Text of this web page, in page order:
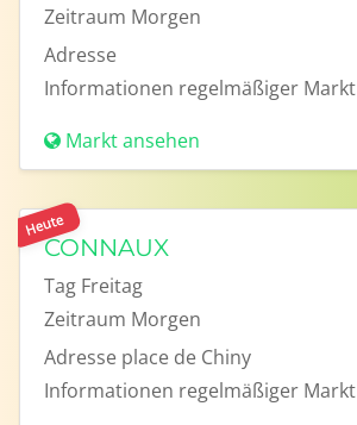
Zeitraum Morgen
Adresse
Informationen regelmäßiger Markt
Markt ansehen
Heute
CONNAUX
Tag Freitag
Zeitraum Morgen
Adresse place de Chiny
Informationen regelmäßiger Markt